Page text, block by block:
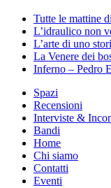
Tutte le mattine
L’idraulico non
L’arte di uno
La Venere dei
Inferno – Pedro
Spazi
Recensioni
Interviste &
Bandi
Home
Chi siamo
Contatti
Eventi